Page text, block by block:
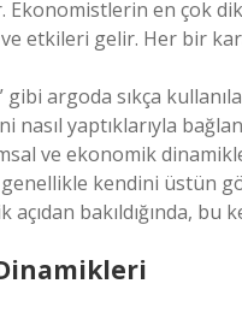
en çok
etkileri gelir. Her bir
gibi argoda sıkça
nasıl yaptıklarıyla
ve ekonomik
genellikle kendini üstün
açıdan bakıldığında,